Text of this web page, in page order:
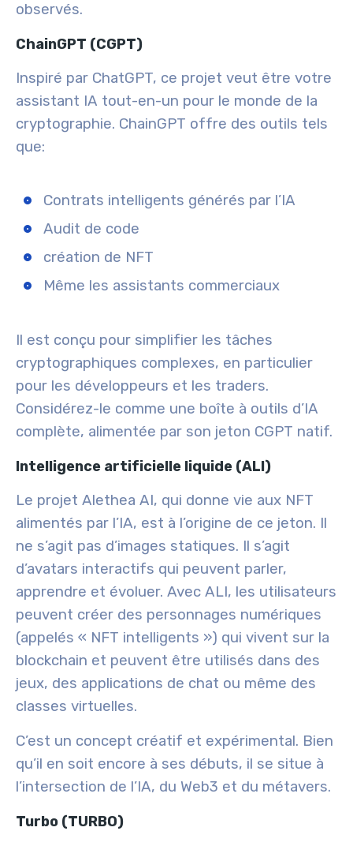
observés.
ChainGPT (CGPT)
Inspiré par ChatGPT, ce projet veut être votre
assistant IA tout-en-un pour le monde de la
cryptographie. ChainGPT offre des outils tels
que:
Contrats intelligents générés par l’IA
Audit de code
création de NFT
Même les assistants commerciaux
Il est conçu pour simplifier les tâches
cryptographiques complexes, en particulier
pour les développeurs et les traders.
Considérez-le comme une boîte à outils d’IA
complète, alimentée par son jeton CGPT natif.
Intelligence artificielle liquide (ALI)
Le projet Alethea AI, qui donne vie aux NFT
alimentés par l’IA, est à l’origine de ce jeton. Il
ne s’agit pas d’images statiques. Il s’agit
d’avatars interactifs qui peuvent parler,
apprendre et évoluer. Avec ALI, les utilisateurs
peuvent créer des personnages numériques
(appelés « NFT intelligents ») qui vivent sur la
blockchain et peuvent être utilisés dans des
jeux, des applications de chat ou même des
classes virtuelles.
C’est un concept créatif et expérimental. Bien
qu’il en soit encore à ses débuts, il se situe à
l’intersection de l’IA, du Web3 et du métavers.
Turbo (TURBO)